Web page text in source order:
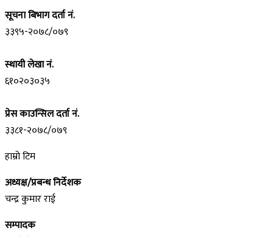
सूचना बिभाग दर्ता नं.
३३९५-२०७८/०७९
स्थायी लेखा नं.
६१०२०३०३५
प्रेस काउन्सिल दर्ता नं.
३३८१-२०७८/०७९
हाम्रो टिम
अध्यक्ष/प्रबन्ध निर्देशक
चन्द्र कुमार राई
सम्पादक